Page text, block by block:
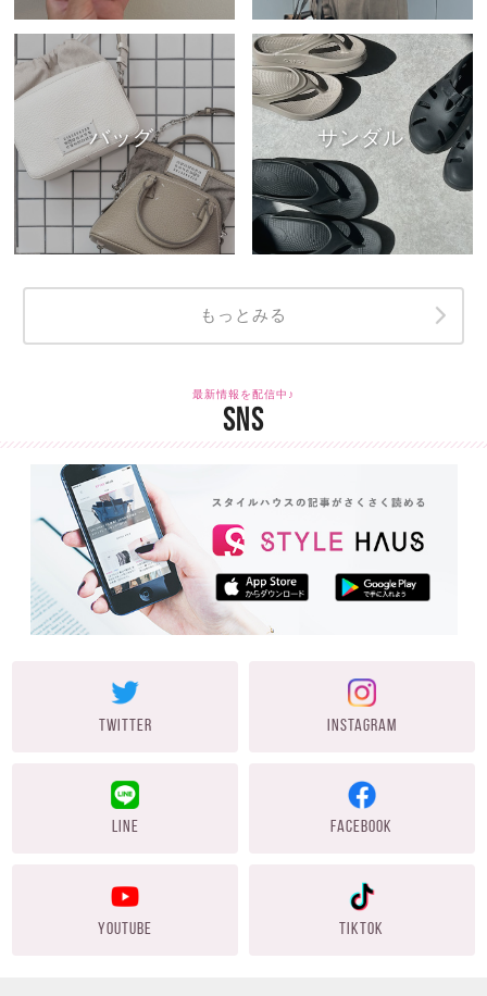
バッグ サンダル
もっとみる
最新情報を配信中♪
SNS
TWITTER INSTAGRAM
LINE FACEBOOK
YOUTUBE TIKTOK